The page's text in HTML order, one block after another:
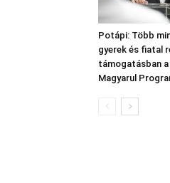
Potápi: Több
gyerek és fiatal
támogatásban
Magyarul